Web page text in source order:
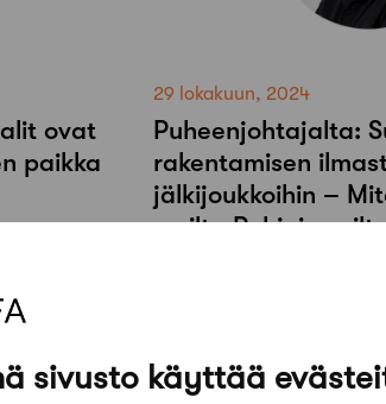
sivusto käyttää
ovat
paikka
29 lokakuun, 2024
Puheenjohtajalta:
rakentamisen
jälkijoukkoihin –
muilta